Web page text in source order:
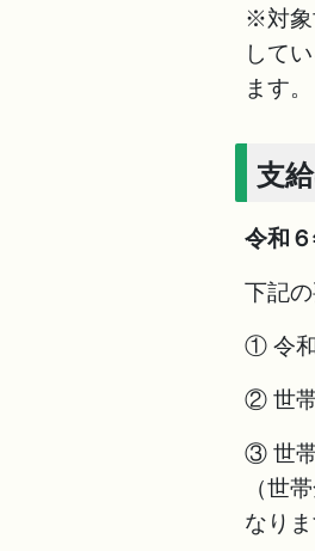
※対象
して
ます。
支
令和
下記
① 令
② 世
③ 世
（世
なりま